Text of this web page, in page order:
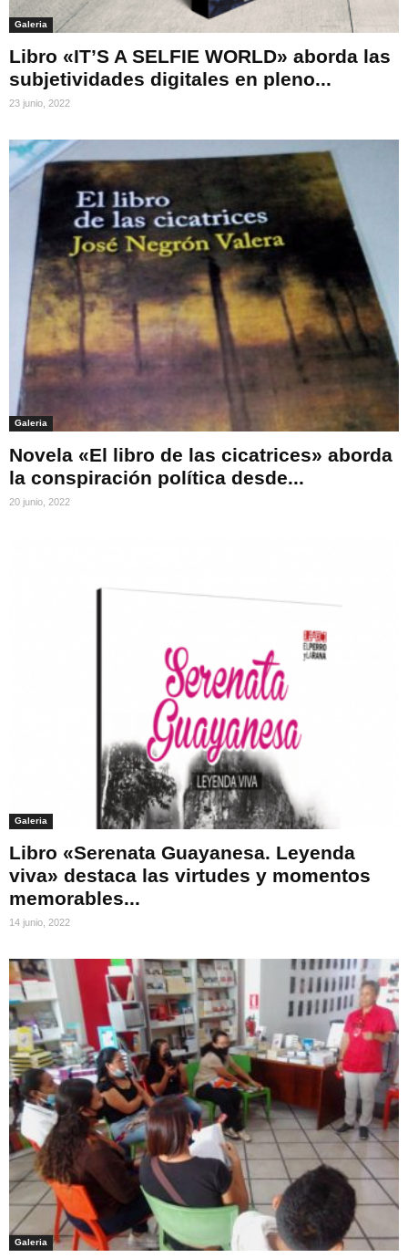
Galeria
Libro «IT’S A SELFIE WORLD» aborda las
subjetividades digitales en pleno...
23 junio, 2022
Galeria
Novela «El libro de las cicatrices» aborda
la conspiración política desde...
20 junio, 2022
Galeria
Libro «Serenata Guayanesa. Leyenda
viva» destaca las virtudes y momentos
memorables...
14 junio, 2022
Galeria